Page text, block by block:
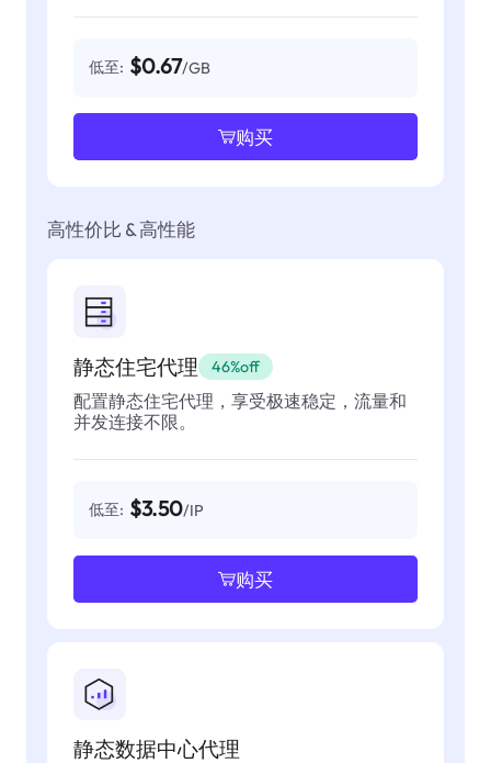
低至: $0.67/GB
购买
高性价比 & 高性能
静态住宅代理 46%off
配置静态住宅代理，享受极速稳定，流量和
并发连接不限。
低至: $3.50/IP
购买
静态数据中心代理